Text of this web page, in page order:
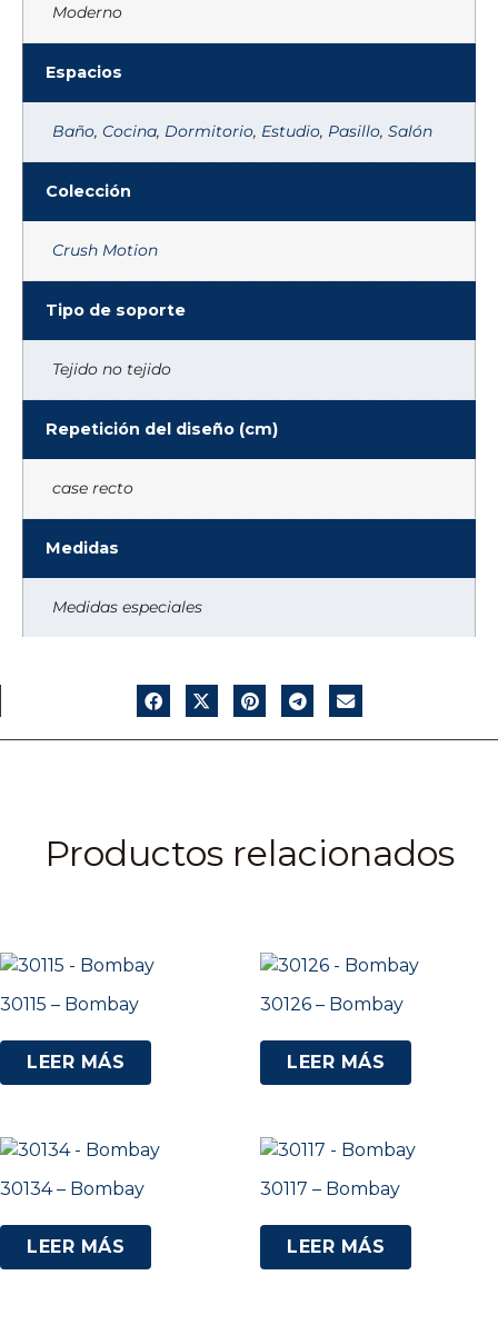
Moderno
Espacios
Baño, Cocina, Dormitorio, Estudio, Pasillo, Salón
Colección
Crush Motion
Tipo de soporte
Tejido no tejido
Repetición del diseño (cm)
case recto
Medidas
Medidas especiales
Productos relacionados
30115 – Bombay
LEER MÁS
30126 – Bombay
LEER MÁS
30134 – Bombay
LEER MÁS
30117 – Bombay
LEER MÁS